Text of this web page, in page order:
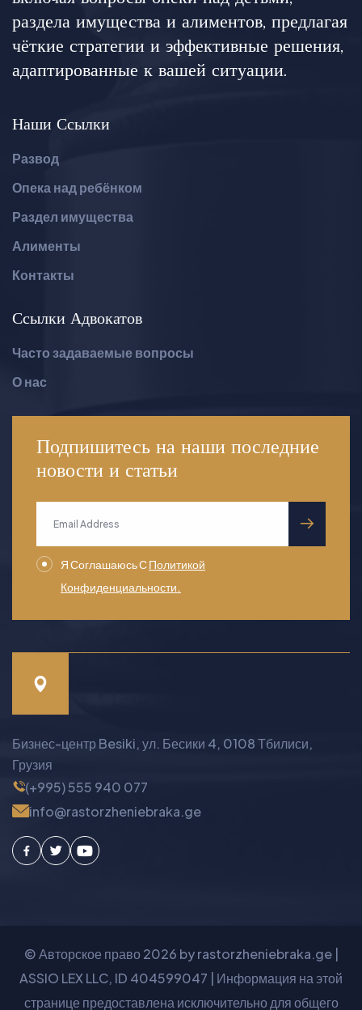
раздела имущества и алиментов, предлагая
чёткие стратегии и эффективные решения,
адаптированные к вашей ситуации.
Наши Ссылки
Развод
Опека над ребёнком
Раздел имущества
Алименты
Контакты
Ссылки Адвокатов
Часто задаваемые вопросы
О нас
Подпишитесь на наши последние
новости и статьи
submit
Я Соглашаюсь СПолитикой
Конфиденциальности.
Бизнес-центр Besiki, ул. Бесики 4, 0108 Тбилиси,
Грузия
(+995) 555 940 077
info@rastorzheniebraka.ge
Facebook
TwitterYoutube
© Авторское право 2026 by rastorzheniebraka.ge |
ASSIO LEX LLC, ID 404599047 | Информация на этой
странице предоставлена исключительно для общего